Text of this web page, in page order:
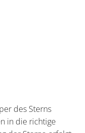
des Sterns
in die richtige